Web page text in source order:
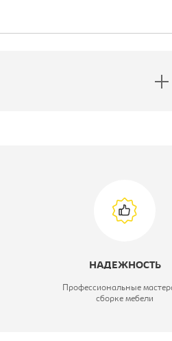
НАДЕЖНОСТЬ
Профессиональные
сборке мебели